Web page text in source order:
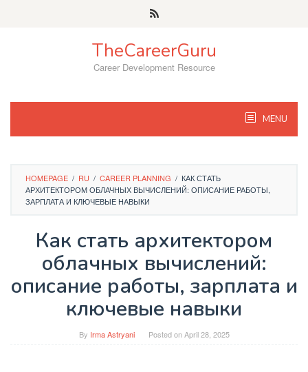
TheCareerGuru
Career Development Resource
MENU
HOMEPAGE / RU / CAREER PLANNING / КАК СТАТЬ
АРХИТЕКТОРОМ ОБЛАЧНЫХ ВЫЧИСЛЕНИЙ: ОПИСАНИЕ РАБОТЫ,
ЗАРПЛАТА И КЛЮЧЕВЫЕ НАВЫКИ
Как стать архитектором
облачных вычислений:
описание работы, зарплата и
ключевые навыки
By Irma Astryani Posted onApril 28, 2025